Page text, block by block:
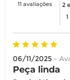
11 avaliações
2
06/11/2025 -
Peça linda